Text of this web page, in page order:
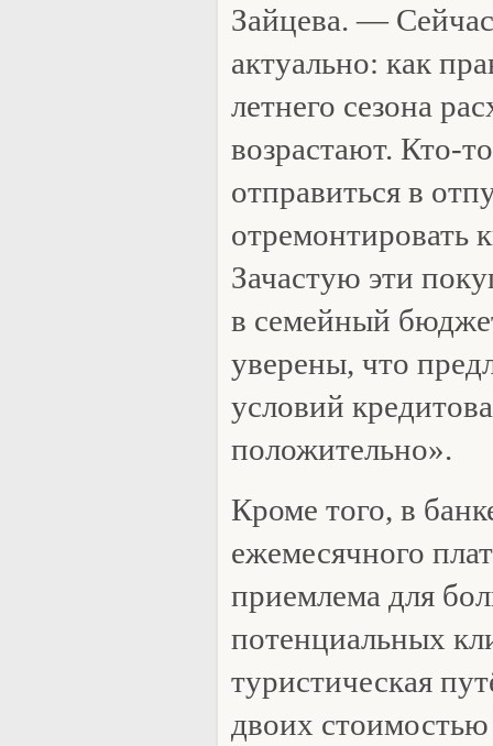
Зайцева. —
актуально: как
летнего сезона
возрастают. Кто-
отправиться в
отремонтировать
Зачастую эти
в семейный
уверены, что
условий
положительно».
Кроме того, в
ежемесячного
приемлема для
потенциальных
туристическая
двоих